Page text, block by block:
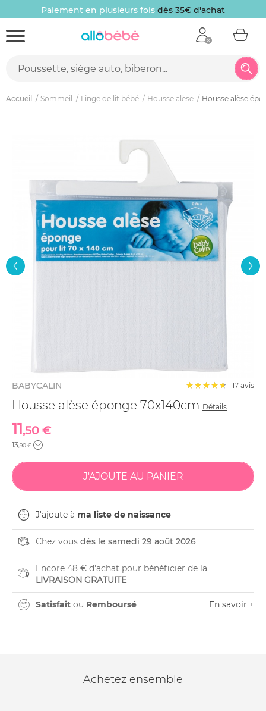
Paiement en plusieurs fois dès 35€ d'achat
Accueil Sommeil Linge de lit bébé Housse alèse Housse alèse
BABYCALIN 17 avis
Housse alèse éponge 70x140cm Détails
11,50 €
13 ,90 €
J'ajoute à ma liste de naissance
Chez vous dès le samedi 29 août 2026
Encore 48 € d'achat pour bénéficier de la
LIVRAISON GRATUITE
Satisfait ou Remboursé En savoir +
Achetez ensemble